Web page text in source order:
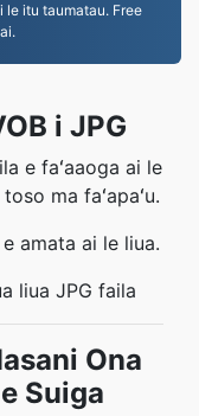
le itu taumatau. Free
i JPG
e faʻaaoga ai le
ma faʻapaʻu.
amata ai le liua.
liua JPG faila
Ona
Suiga